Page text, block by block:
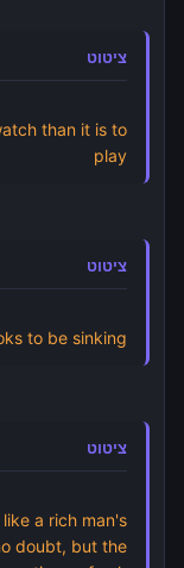
ציטוט
than it is to
play
ציטוט
to be sinking
ציטוט
a rich man's
doubt, but the